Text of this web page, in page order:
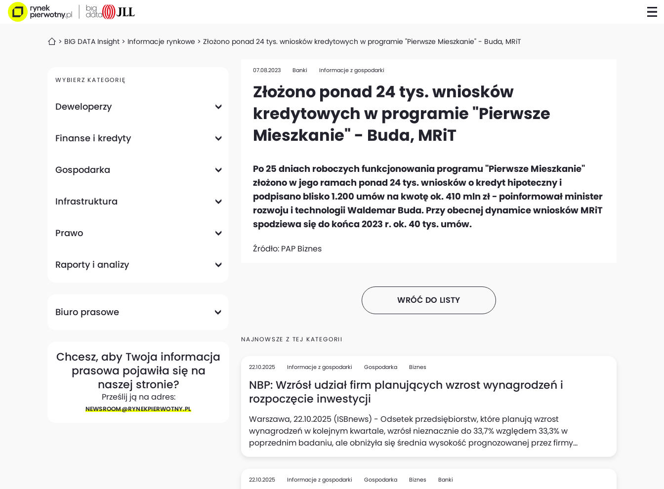
BIG DATA Insight Informacje rynkowe Złożono ponad 24 tys. wniosków kredytowych w programie "Pierwsze Mieszkanie" - Buda, MRiT
WYBIERZ KATEGORIĘ
Deweloperzy
Finanse i kredyty
Gospodarka
Infrastruktura
Prawo
Raporty i analizy
Biuro prasowe
Chcesz, aby Twoja informacja
prasowa pojawiła się na
naszej stronie?
Prześlij ją na adres:
NEWSROOM@​RYNEKPIERWOTNY.PL
07.08.2023 Banki Informacje z gospodarki
Złożono ponad 24 tys. wniosków
kredytowych w programie "Pierwsze
Mieszkanie" - Buda, MRiT
Po 25 dniach roboczych funkcjonowania programu "Pierwsze Mieszkanie"
złożono w jego ramach ponad 24 tys. wniosków o kredyt hipoteczny i
podpisano blisko 1.200 umów na kwotę ok. 410 mln zł - poinformował minister
rozwoju i technologii Waldemar Buda. Przy obecnej dynamice wniosków MRiT
spodziewa się do końca 2023 r. ok. 40 tys. umów.
Źródło: PAP Biznes
WRÓĆ DO LISTY
NAJNOWSZE Z TEJ KATEGORII
22.10.2025 Informacje z gospodarki Gospodarka Biznes
NBP: Wzrósł udział firm planujących wzrost wynagrodzeń i
rozpoczęcie inwestycji
Warszawa, 22.10.2025 (ISBnews) - Odsetek przedsiębiorstw, które planują wzrost
wynagrodzeń w kolejnym kwartale, wzrósł nieznacznie do 33,7% względem 33,3% w
poprzednim badaniu, ale obniżyła się średnia wysokość prognozowanej przez firmy
podwyżki (do 5,1%, wobec 5,3% kwartał wcześniej), wynika z "Szybkiego Monitoringu NBP". Z
deklarujących zamiar rozpoczęcia nowych inwestycji: do 23,1% względem 22% z badania w II
22.10.2025 Informacje z gospodarki Gospodarka Biznes Banki